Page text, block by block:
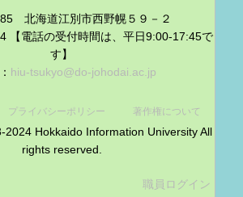
北海道江別市西野幌５９－２
【電話の受付時間は、平日9:00-17:45で
す】
hiu-tsukyo@do-johodai.ac.jp
プライバシーポリシー 著作権について
Hokkaido Information University All
rights reserved.
職員ログイン